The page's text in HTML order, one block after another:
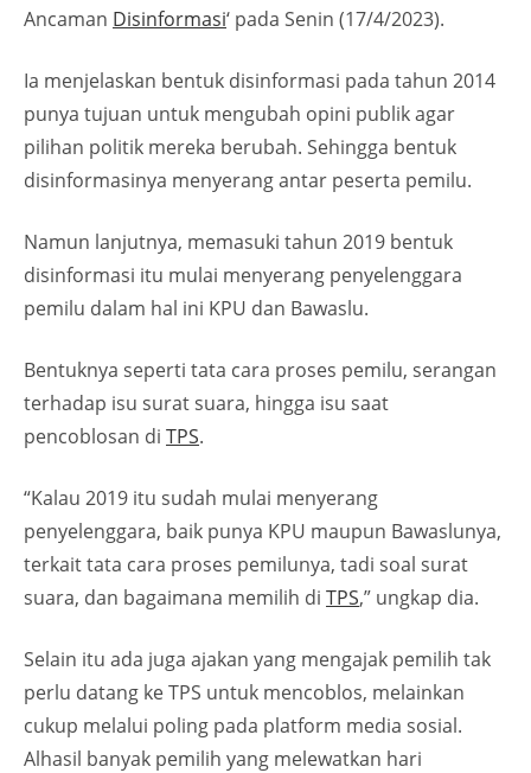
Ancaman Disinformasi‘ pada Senin (17/4/2023).
Ia menjelaskan bentuk disinformasi pada tahun 2014
punya tujuan untuk mengubah opini publik agar
pilihan politik mereka berubah. Sehingga bentuk
disinformasinya menyerang antar peserta pemilu.
Namun lanjutnya, memasuki tahun 2019 bentuk
disinformasi itu mulai menyerang penyelenggara
pemilu dalam hal ini KPU dan Bawaslu.
Bentuknya seperti tata cara proses pemilu, serangan
terhadap isu surat suara, hingga isu saat
pencoblosan di TPS.
“Kalau 2019 itu sudah mulai menyerang
penyelenggara, baik punya KPU maupun Bawaslunya,
terkait tata cara proses pemilunya, tadi soal surat
suara, dan bagaimana memilih di TPS,” ungkap dia.
Selain itu ada juga ajakan yang mengajak pemilih tak
perlu datang ke TPS untuk mencoblos, melainkan
cukup melalui poling pada platform media sosial.
Alhasil banyak pemilih yang melewatkan hari